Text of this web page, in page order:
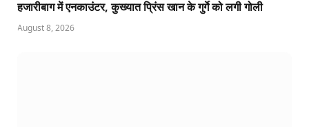
हजारीबाग में एनकाउंटर, कुख्यात प्रिंस खान के गुर्गे को लगी गोली
August 8, 2026